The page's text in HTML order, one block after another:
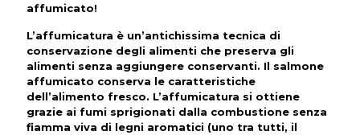
affumicato!
L’affumicatura è un’antichissima tecnica di
conservazione degli alimenti che preserva gli
alimenti senza aggiungere conservanti. Il salmone
affumicato conserva le caratteristiche
dell’alimento fresco. L’affumicatura si ottiene
grazie ai fumi sprigionati dalla combustione senza
fiamma viva di legni aromatici (uno tra tutti, il